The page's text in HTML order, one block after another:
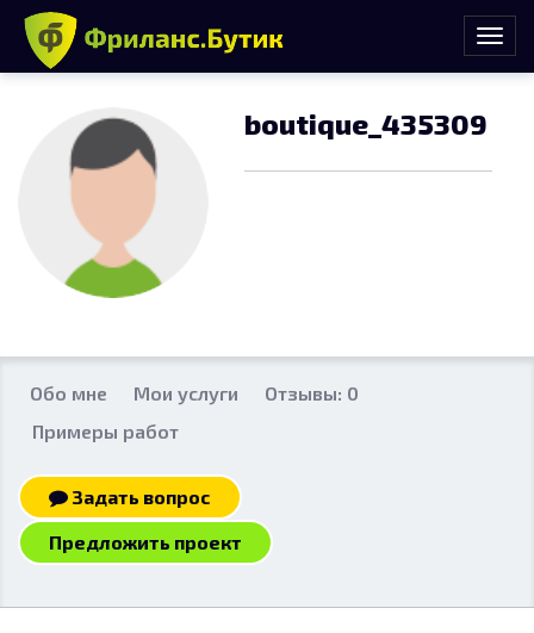
boutique_435309
Обо мне Мои услуги
Отзывы: 0
Примеры работ
Задать вопрос
Предложить проект